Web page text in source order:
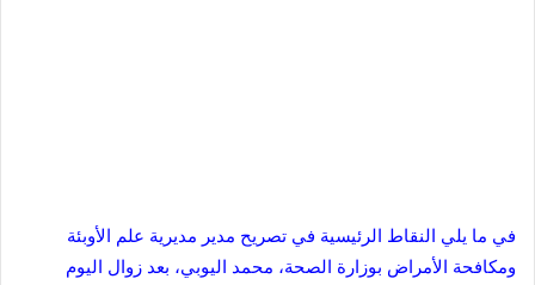
في ما يلي النقاط الرئيسية في تصريح مدير مديرية علم الأوبئة
ومكافحة الأمراض بوزارة الصحة، محمد اليوبي، بعد زوال اليوم